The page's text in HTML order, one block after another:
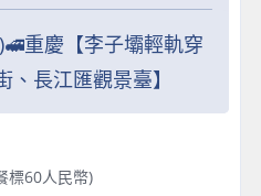
重慶【李子壩輕軌穿
長江匯觀景臺】
標60人民幣)